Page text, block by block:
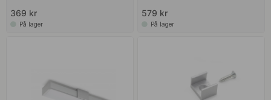
369 kr
På lager
579 kr
På lager